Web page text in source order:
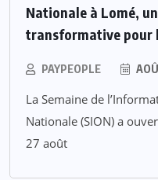
Nationale à Lomé,
transformative pour
PAYPEOPLE
La Semaine de
Nationale (SION) a
27 août